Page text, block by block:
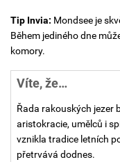
Tip Invia: Mondsee je
Během jediného dne
komory.
Víte, že…
Řada rakouských jezer
aristokracie, umělců i
vznikla tradice letních
přetrvává dodnes.